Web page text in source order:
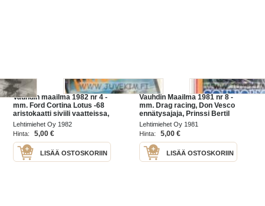
Vauhdin maailma 1982 nr 4 -
mm. Ford Cortina Lotus -68
aristokaatti siviili vaatteissa,
Chevykupla, Red Hot Ford
1928 ja Dodge 1937, Toyota
Hi-lux 2200 Diesel 4WD
Lehtimiehet Oy 1982
Hinta:
5,00 €
LISÄÄ OSTOSKORIIN
Vauhdin Maailma 1981 nr 8 -
mm. Drag racing, Don Vesco
ennätysajaja, Prinssi Bertil
kuninkaallinen automies, F1
Ranskan GP " Renault sai
verensiirrot", SA-Dodge
Lehtimiehet Oy 1981
Hinta:
5,00 €
LISÄÄ OSTOSKORIIN